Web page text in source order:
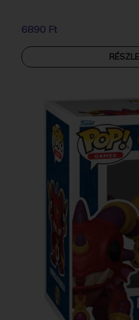
6890 Ft